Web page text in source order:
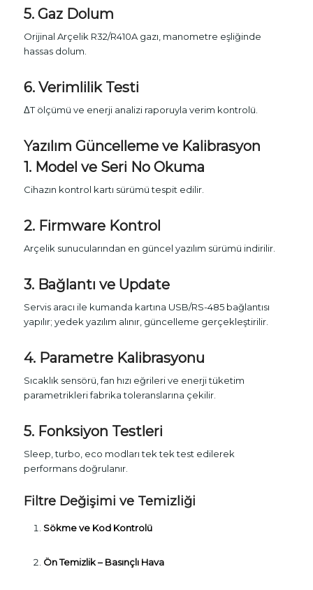
5. Gaz Dolum
Orijinal Arçelik R32/R410A gazı, manometre eşliğinde
hassas dolum.
6. Verimlilik Testi
ΔT ölçümü ve enerji analizi raporuyla verim kontrolü.
Yazılım Güncelleme ve Kalibrasyon
1. Model ve Seri No Okuma
Cihazın kontrol kartı sürümü tespit edilir.
2. Firmware Kontrol
Arçelik sunucularından en güncel yazılım sürümü indirilir.
3. Bağlantı ve Update
Servis aracı ile kumanda kartına USB/RS-485 bağlantısı
yapılır; yedek yazılım alınır, güncelleme gerçekleştirilir.
4. Parametre Kalibrasyonu
Sıcaklık sensörü, fan hızı eğrileri ve enerji tüketim
parametrikleri fabrika toleranslarına çekilir.
5. Fonksiyon Testleri
Sleep, turbo, eco modları tek tek test edilerek
performans doğrulanır.
Filtre Değişimi ve Temizliği
Sökme ve Kod Kontrolü
Ön Temizlik – Basınçlı Hava